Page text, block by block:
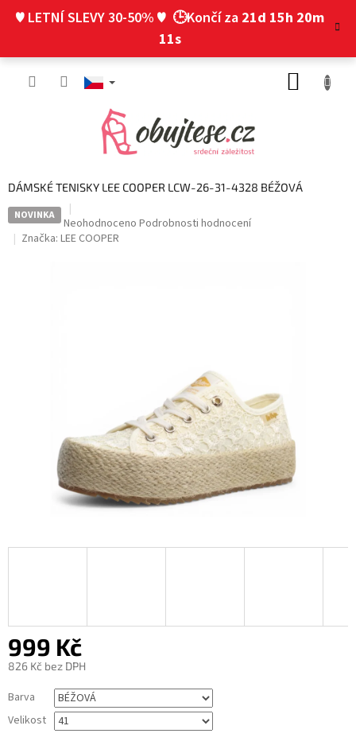
♥ LETNÍ SLEVY 30-50% ♥ 🕒Končí za 21d 15h 20m
10s
DÁMSKÉ TENISKY LEE COOPER LCW-26-31-4328 BÉŽOVÁ
NOVINKA
Průměrné
hodnocení
Neohodnoceno Podrobnosti hodnocení
Značka: LEE COOPER
999 Kč
826 Kč bez DPH
cena:
Barva
Velikost